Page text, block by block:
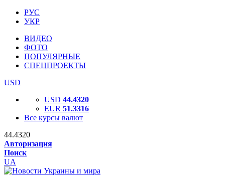
РУС
УКР
ВИДЕО
ФОТО
ПОПУЛЯРНЫЕ
СПЕЦПРОЕКТЫ
USD
USD 44.4320
EUR 51.3316
Все курсы валют
44.4320
Авторизация
Поиск
UA